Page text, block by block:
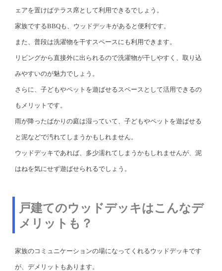
ェアを置けばテラス席として利用できるでしょう。
家族でするBBQも、ウッドデッキがあると便利です。
また、普段は洗濯物を干すスペースにも利用できます。
リビングから直接外に出られるので洗濯物が干しやすく、取り込
みやすいのが魅力でしょう。
さらに、子どもやペットを遊ばせるスペースとして活用できるの
もメリットです。
雨が降ったばかりの庭は湿っていて、子どもやペットを遊ばせる
と泥などで汚れてしまうかもしれません。
ウッドデッキであれば、多少濡れてしまうかもしれませんが、泥
はねを気にせず遊ばせられるでしょう。
戸建てのウッドデッキはこんなデ
メリットも？
家族のコミュニケーションの場になってくれるウッドデッキです
が、デメリットもあります。